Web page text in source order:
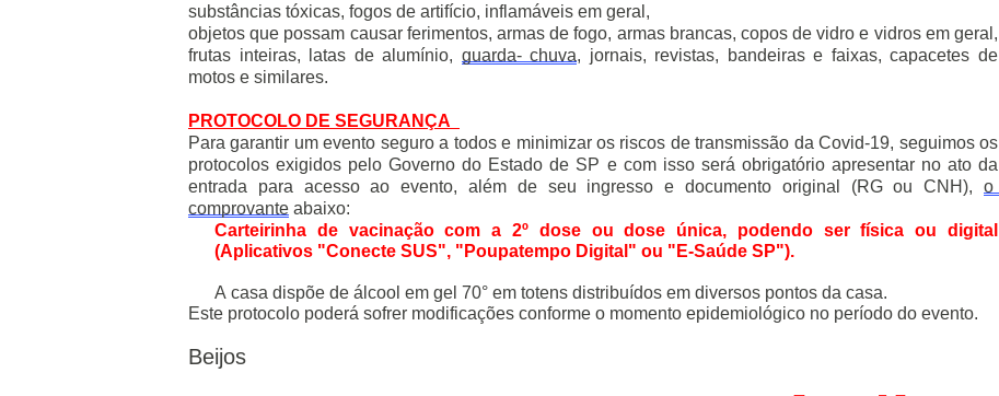
substâncias tóxicas, fogos de artifício, inflamáveis em geral,
objetos que possam causar ferimentos, armas de fogo, armas brancas, copos de vidro e vidros em geral,
frutas inteiras, latas de alumínio, guarda- chuva, jornais, revistas, bandeiras e faixas, capacetes de
motos e similares.
PROTOCOLO DE SEGURANÇA
Para garantir um evento seguro a todos e minimizar os riscos de transmissão da Covid-19, seguimos os
protocolos exigidos pelo Governo do Estado de SP e com isso será obrigatório apresentar no ato da
entrada para acesso ao evento, além de seu ingresso e documento original (RG ou CNH), o
comprovante abaixo:
Carteirinha de vacinação com a 2º dose ou dose única, podendo ser física ou digital
(Aplicativos "Conecte SUS", "Poupatempo Digital" ou "E-Saúde SP").
A casa dispõe de álcool em gel 70° em totens distribuídos em diversos pontos da casa.
Este protocolo poderá sofrer modificações conforme o momento epidemiológico no período do evento.
Beijos